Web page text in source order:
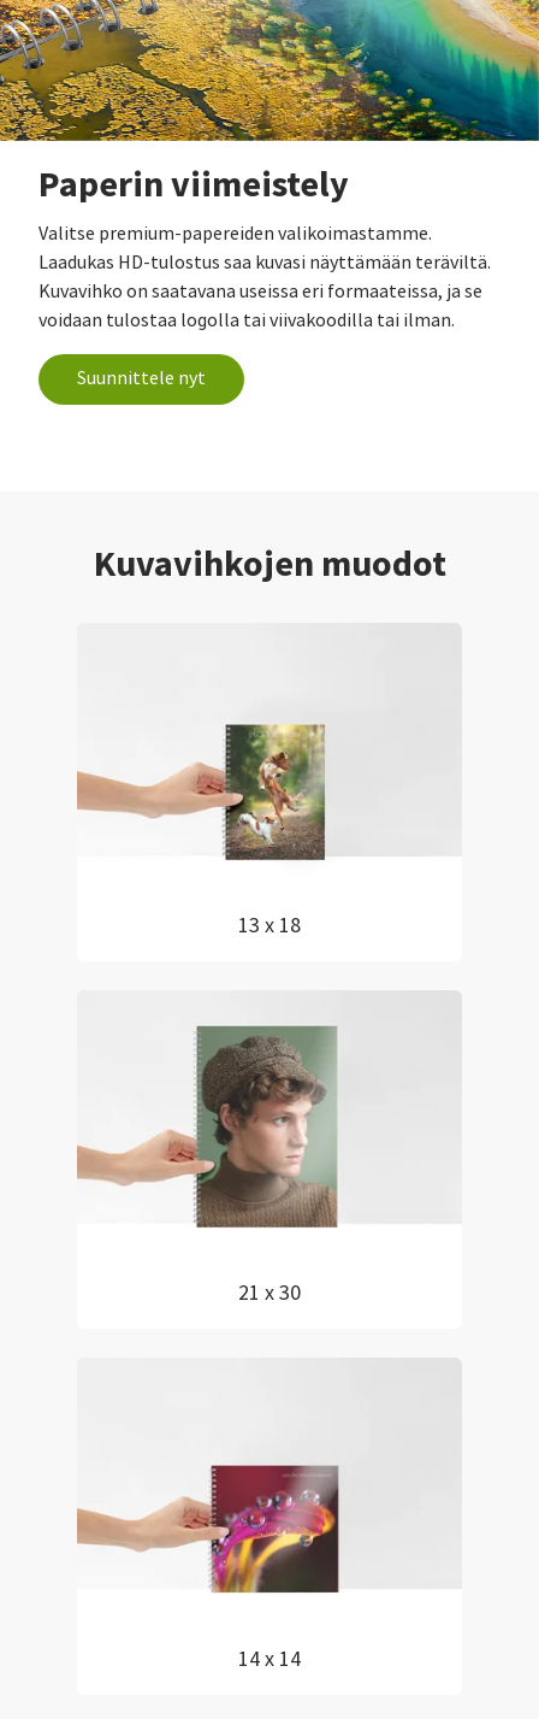
Paperin viimeistely
Valitse premium-papereiden valikoimastamme.
Laadukas HD-tulostus saa kuvasi näyttämään teräviltä.
Kuvavihko on saatavana useissa eri formaateissa, ja se
voidaan tulostaa logolla tai viivakoodilla tai ilman.
Suunnittele nyt
Kuvavihkojen muodot
13 x 18
21 x 30
14 x 14